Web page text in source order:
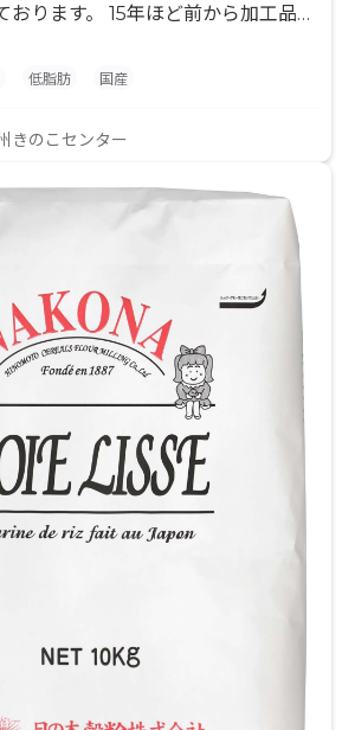
おります。 15年ほど前から加工品に
の乾燥品の安定供給を実現していま
能で、えのき茸本来の白さを保った
用意しています。
低脂肪 国産
きのこセンター